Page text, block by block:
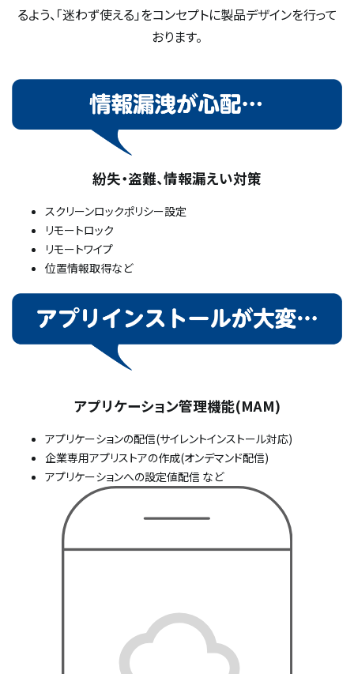
るよう、「迷わず使える」をコンセプトに製品デザインを行って
おります。
紛失・盗難、情報漏えい対策
スクリーンロックポリシー設定
リモートロック
リモートワイプ
位置情報取得など
アプリケーション管理機能(MAM)
アプリケーションの配信(サイレントインストール対応)
企業専用アプリストアの作成(オンデマンド配信)
アプリケーションへの設定値配信 など